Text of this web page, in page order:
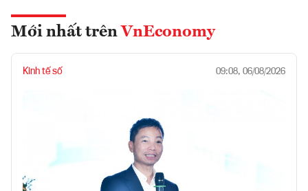
Mới nhất trên VnEconomy
Kinh tế số 09:08, 06/08/2026